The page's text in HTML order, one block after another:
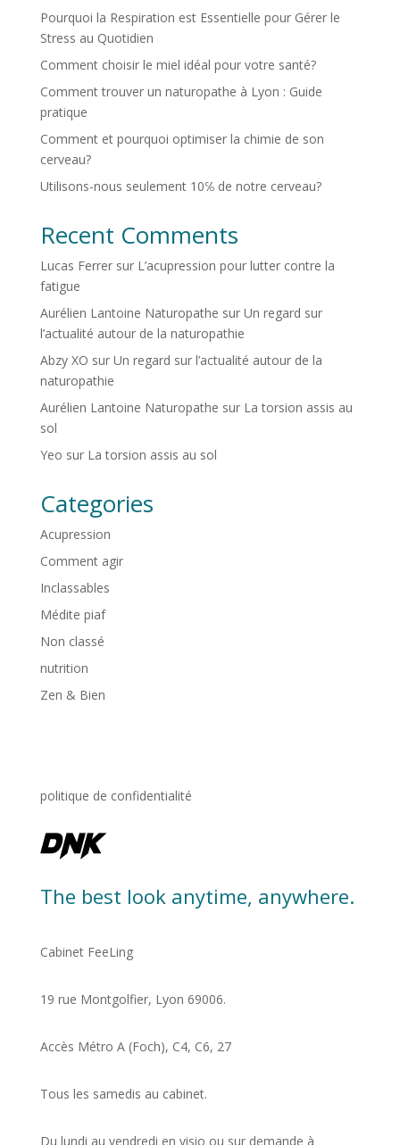
Pourquoi la Respiration est Essentielle pour Gérer le
Stress au Quotidien
Comment choisir le miel idéal pour votre santé?
Comment trouver un naturopathe à Lyon : Guide
pratique
Comment et pourquoi optimiser la chimie de son
cerveau?
Utilisons-nous seulement 10℅ de notre cerveau?
Recent Comments
Lucas Ferrersur L’acupression pour lutter contre la
fatigue
Aurélien Lantoine Naturopathe sur Un regard sur
l’actualité autour de la naturopathie
Abzy XO sur Un regard sur l’actualité autour de la
naturopathie
Aurélien Lantoine Naturopathe sur La torsion assis au
sol
Yeo sur La torsion assis au sol
Categories
Acupression
Comment agir
Inclassables
Médite piaf
Non classé
nutrition
Zen & Bien
politique de confidentialité
The best look anytime, anywhere.
Cabinet FeeLing
19 rue Montgolfier, Lyon 69006.
Accès Métro A (Foch), C4, C6, 27
Tous les samedis au cabinet.
Du lundi au vendredi en visio ou sur demande à